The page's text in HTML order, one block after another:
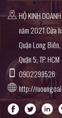
HỘ KINH
năm 2021 Cửa
Quận Long
Quận 5, TP. HCM
0902299526
http://